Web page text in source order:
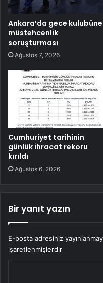
Ankara’da gece kulubüne
müstehcenlik
soruşturması
Ağustos 7, 2026
Cumhuriyet tarihinin
günlük ihracat rekoru
kırıldı
Ağustos 6, 2026
Bir yanıt yazın
E-posta adresiniz
işaretlenmişlerdir